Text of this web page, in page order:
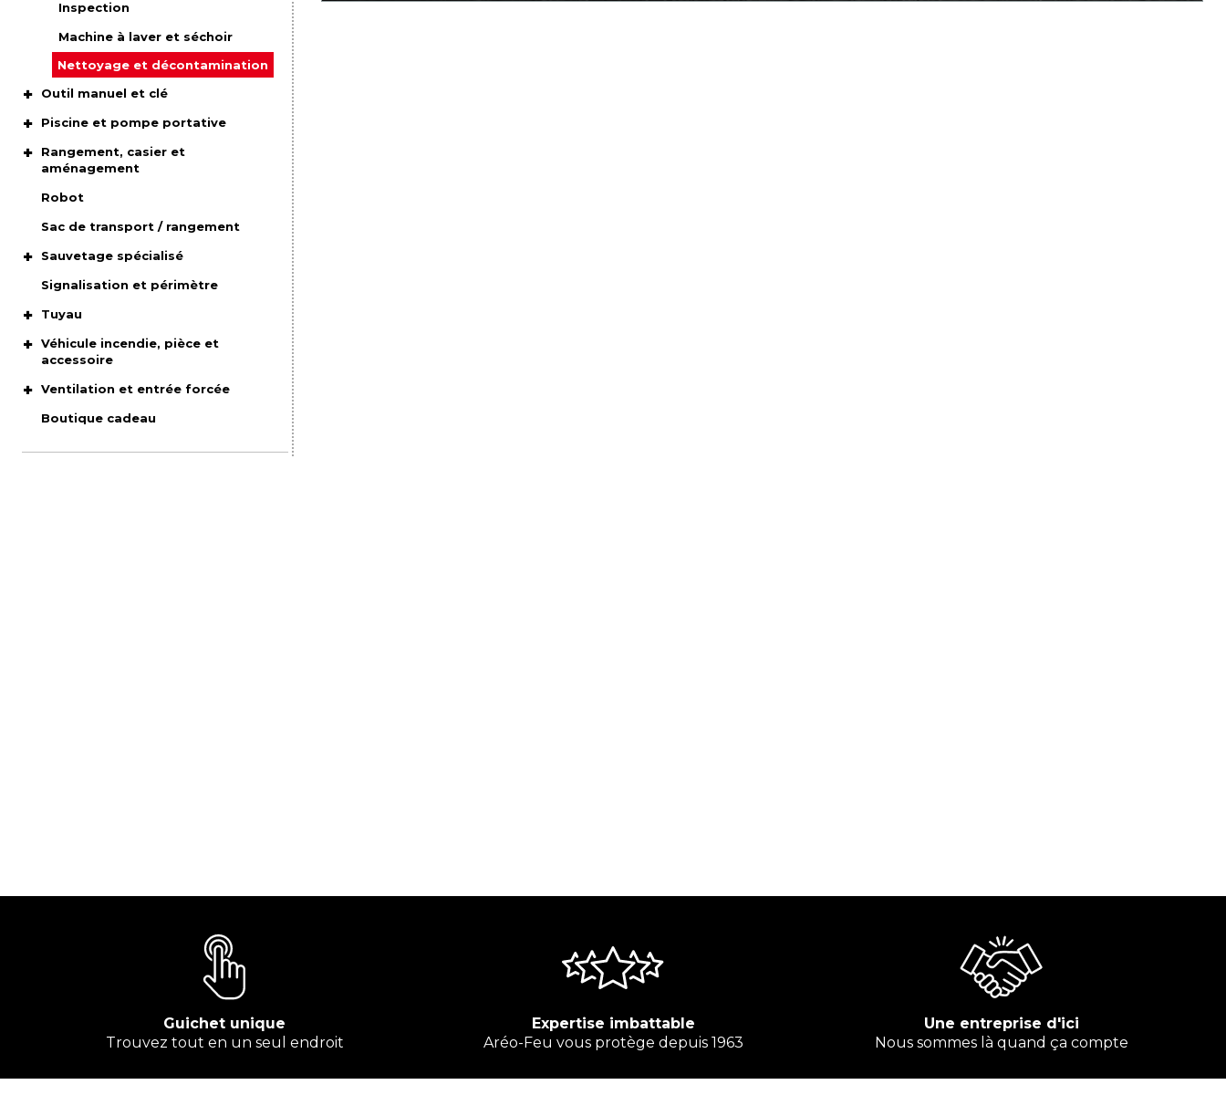
Inspection
Machine à laver et séchoir
Nettoyage et décontamination
Outil manuel et clé
Piscine et pompe portative
Rangement, casier et
aménagement
Robot
Sac de transport / rangement
Sauvetage spécialisé
Signalisation et périmètre
Tuyau
Véhicule incendie, pièce et
accessoire
Ventilation et entrée forcée
Boutique cadeau
Guichet unique
Trouvez tout en un seul endroit
Expertise imbattable
Aréo-Feu vous protège depuis 1963
Une entreprise d'ici
Nous sommes là quand ça compte